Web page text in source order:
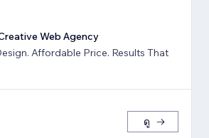
Web Agency
Affordable Price. Results That
ดู